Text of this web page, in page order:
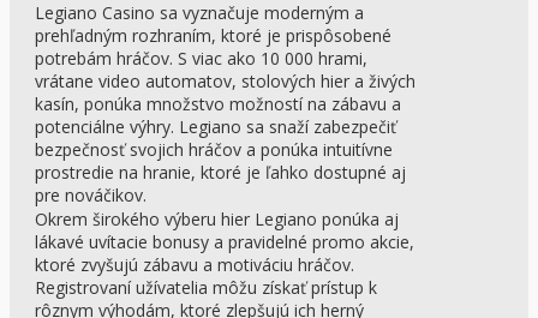
Legiano Casino sa vyznačuje moderným a
prehľadným rozhraním, ktoré je prispôsobené
potrebám hráčov. S viac ako 10 000 hrami,
vrátane video automatov, stolových hier a živých
kasín, ponúka množstvo možností na zábavu a
potenciálne výhry. Legiano sa snaží zabezpečiť
bezpečnosť svojich hráčov a ponúka intuitívne
prostredie na hranie, ktoré je ľahko dostupné aj
pre nováčikov.
Okrem širokého výberu hier Legiano ponúka aj
lákavé uvítacie bonusy a pravidelné promo akcie,
ktoré zvyšujú zábavu a motiváciu hráčov.
Registrovaní užívatelia môžu získať prístup k
rôznym výhodám, ktoré zlepšujú ich herný